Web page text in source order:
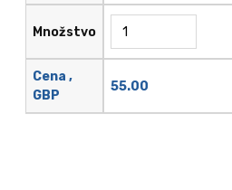
Množstvo
Cena ,
GBP
55.00